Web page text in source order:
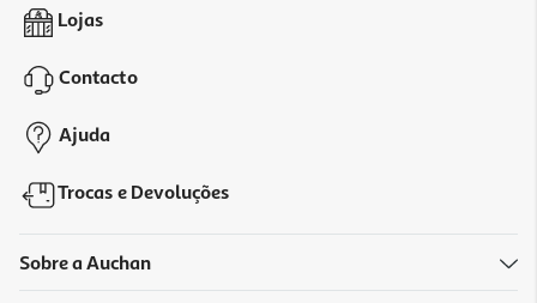
Liquidificadora Qilive Q.5176 500w Com Jarro 1.5l E 4 Lâminas
Removíveis
25,99 €
Lojas
Contacto
Ajuda
Trocas e Devoluções
Sobre a Auchan